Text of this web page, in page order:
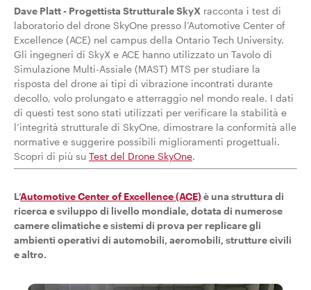
Dave Platt - Progettista Strutturale SkyX racconta i test di
laboratorio del drone SkyOne presso l’Automotive Center of
Excellence (ACE) nel campus della Ontario Tech University.
Gli ingegneri di SkyX e ACE hanno utilizzato un Tavolo di
Simulazione Multi-Assiale (MAST) MTS per studiare la
risposta del drone ai tipi di vibrazione incontrati durante
decollo, volo prolungato e atterraggio nel mondo reale. I dati
di questi test sono stati utilizzati per verificare la stabilità e
l’integrità strutturale di SkyOne, dimostrare la conformità alle
normative e suggerire possibili miglioramenti progettuali.
Scopri di più su Test del Drone SkyOne.
L’Automotive Center of Excellence (ACE)è una struttura di
ricerca e sviluppo di livello mondiale, dotata di numerose
camere climatiche e sistemi di prova per replicare gli
ambienti operativi di automobili, aeromobili, strutture civili
e altro.